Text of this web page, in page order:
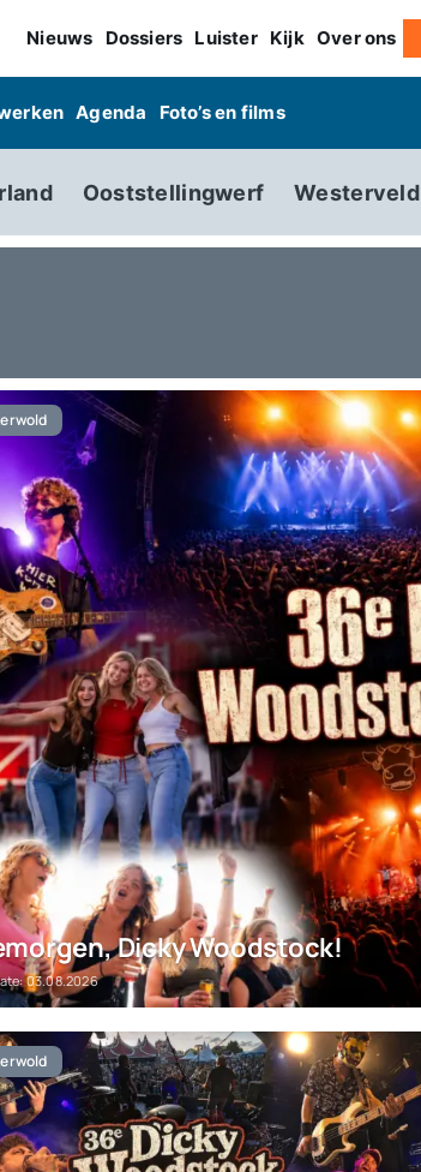
Nieuws Dossiers Luister Kijk Over ons
Agenda Foto’s en films
Ooststellingwerf Westerveld
Dicky Woodstock!
03.08.2026